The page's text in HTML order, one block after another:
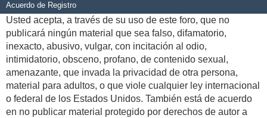
Acuerdo de Registro
Usted acepta, a través de su uso de este foro, que no
publicará ningún material que sea falso, difamatorio,
inexacto, abusivo, vulgar, con incitación al odio,
intimidatorio, obsceno, profano, de contenido sexual,
amenazante, que invada la privacidad de otra persona,
material para adultos, o que viole cualquier ley internacional
o federal de los Estados Unidos. También está de acuerdo
en no publicar material protegido por derechos de autor a